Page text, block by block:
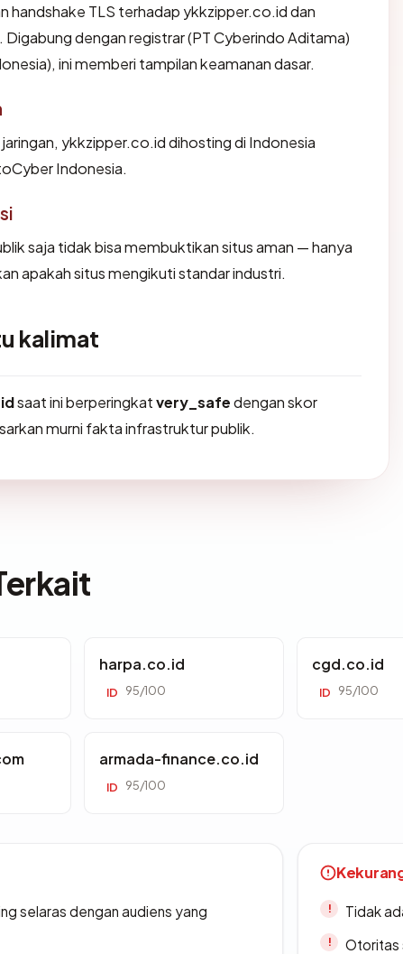
handshake TLS terhadap ykkzipper.co.id dan
dengan registrar (PT Cyberindo Aditama)
ini memberi tampilan keamanan dasar.
ykkzipper.co.id dihosting di Indonesia
Indonesia.
saja tidak bisa membuktikan situs aman — hanya
apakah situs mengikuti standar industri.
kalimat
saat ini berperingkatvery_safedengan skor
murni fakta infrastruktur publik.
harpa.co.id
ID 95/100
cgd.co.id
ID 95/100
armada-finance.co.id
ID 95/100
selaras dengan audiens yang
Tidak
Otoritas